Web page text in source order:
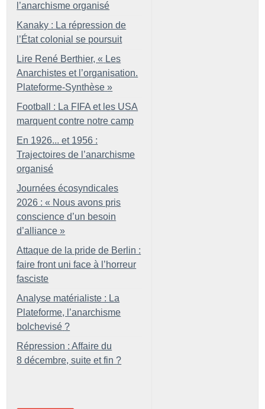
l’anarchisme organisé
Kanaky : La répression de
l’État colonial se poursuit
Lire René Berthier, « Les
Anarchistes et l’organisation.
Plateforme-Synthèse »
Football : La FIFA et les USA
marquent contre notre camp
En 1926... et 1956 :
Trajectoires de l’anarchisme
organisé
Journées écosyndicales
2026 : « Nous avons pris
conscience d’un besoin
d’alliance »
Attaque de la pride de Berlin :
faire front uni face à l’horreur
fasciste
Analyse matérialiste : La
Plateforme, l’anarchisme
bolchevisé ?
Répression : Affaire du
8 décembre, suite et fin ?